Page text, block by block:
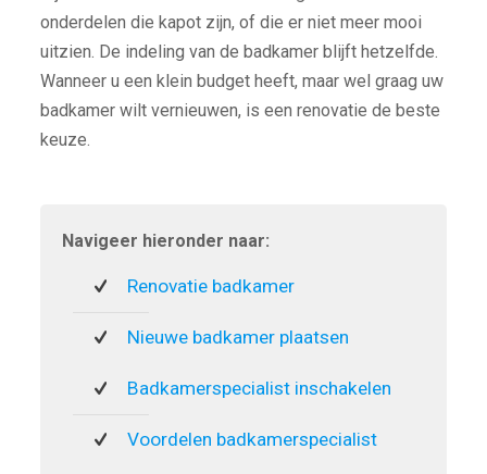
onderdelen die kapot zijn, of die er niet meer mooi
uitzien. De indeling van de badkamer blijft hetzelfde.
Wanneer u een klein budget heeft, maar wel graag uw
badkamer wilt vernieuwen, is een renovatie de beste
keuze.
Navigeer hieronder naar:
Renovatie badkamer
Nieuwe badkamer plaatsen
Badkamerspecialist inschakelen
Voordelen badkamerspecialist